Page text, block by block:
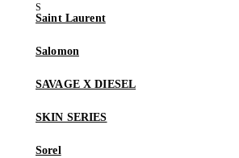
Saint Laurent
Salomon
SAVAGE X DIESEL
SKIN SERIES
Sorel